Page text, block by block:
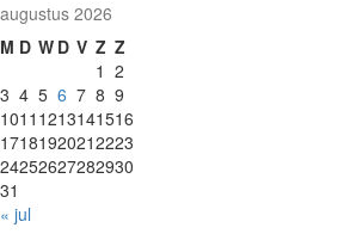
augustus 2026
M D W D V Z Z
1 2
3 4 5 6 7 8 9
1011 1213141516
17181920212223
24252627282930
31
« jul